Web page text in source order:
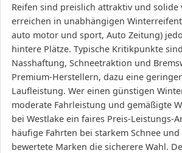
Reifen sind preislich attraktiv und solide
erreichen in unabhängigen
auto motor und sport, Auto Zeitung)
hintere Plätze. Typische Kritikpunkte
Nasshaftung, Schneetraktion und
Premium-Herstellern, dazu eine
Laufleistung. Wer einen günstigen
moderate Fahrleistung und gemäßigte
bei Westlake ein faires Preis-Leistungs-
häufige Fahrten bei starkem Schnee
bewertete Marken die sicherere Wahl.